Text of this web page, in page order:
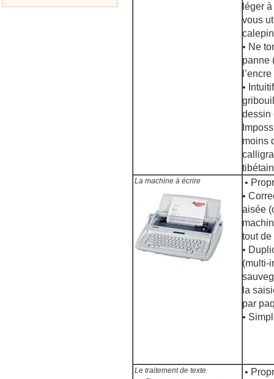
léger
vous
• Ne
panne
•
dessin
moins
La machine à écrire
•
•
aisée
tout
•
(multi-
la
par
•
Le traitement de texte
•